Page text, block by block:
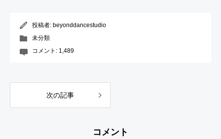
投稿者: beyonddancestudio
未分類
コメント: 1,489
次の記事
コメント